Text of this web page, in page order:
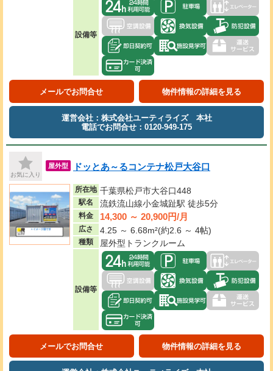
設備等
メールでお問合せ 物件情報の詳細を見る
運営会社：株式会社ユーティライズ 本社
電話でお問合せ：0120-949-175
お気に入り
屋外型 ドッとあ～るコンテナ松戸大谷口
所在地 千葉県松戸市大谷口448
駅名 流鉄流山線小金城趾駅 徒歩5分
料金 14,300 ～ 20,900円/月
広さ 4.25 ～ 6.68m²(約2.6 ～ 4帖)
種類 屋外型トランクルーム
設備等
メールでお問合せ 物件情報の詳細を見る